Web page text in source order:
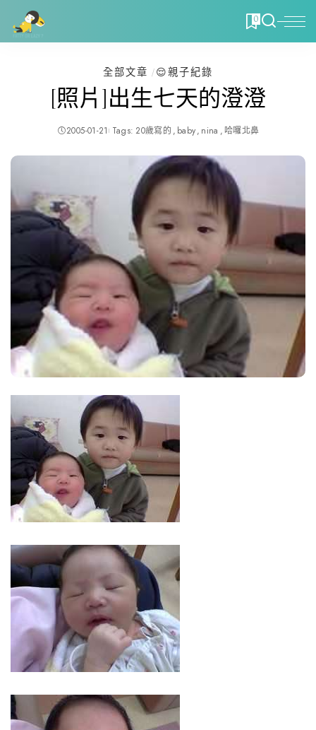
0
全部文章 😌親子紀錄
[照片]出生七天的澄澄
2005-01-21 Tags: 20歲寫的 baby nina 哈囉北鼻